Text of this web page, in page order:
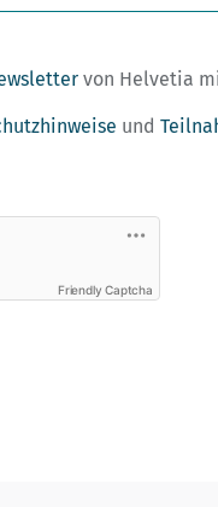
von Helvetia
und
Friendly Captcha